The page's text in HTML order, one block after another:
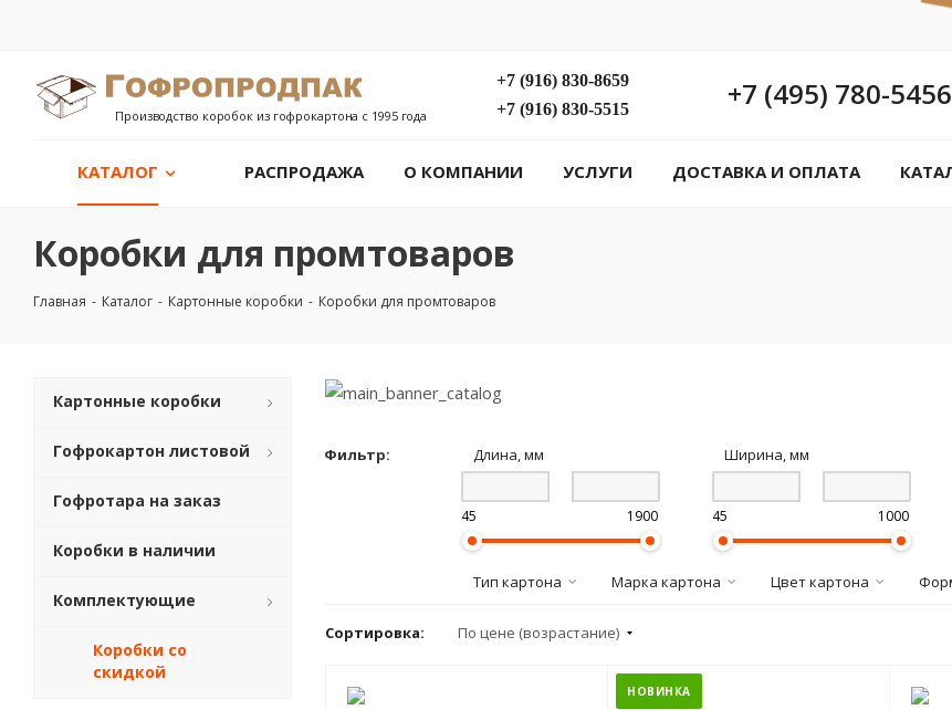
Производство коробок из гофрокартона с 1995 года
+7 (916) 830-8659
+7 (916) 830-5515
+7 (495) 780-5456
КАТАЛОГ РАСПРОДАЖА О КОМПАНИИ УСЛУГИ ДОСТАВКА И ОПЛАТА
Коробки для промтоваров
Главная - Каталог - Картонные коробки - Коробки для промтоваров
Фильтр: Длина, мм
45 1900
Ширина, мм
45 1000
Тип картона Марка картона Цвет картона
Сортировка: По цене (возрастание)
НОВИНКА
Картонные коробки
Гофрокартон листовой
Гофротара на заказ
Коробки в наличии
Комплектующие
Коробки со
скидкой